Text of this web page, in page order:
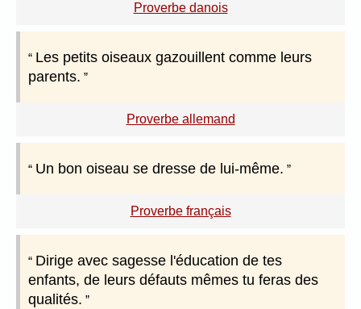
Proverbe danois
Les petits oiseaux gazouillent comme leurs
parents.
Proverbe allemand
Un bon oiseau se dresse de lui-même.
Proverbe français
Dirige avec sagesse l'éducation de tes
enfants, de leurs défauts mêmes tu feras des
qualités.